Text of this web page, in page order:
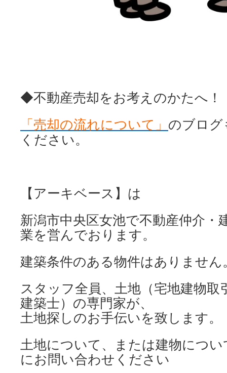
◆不動産売却をお考えのかたへ！
「売却の流れについて」 のブログ
ください。
【アーキベース】は
新潟市中央区女池で不動産仲介・
業を営んでおります。
建築条件のある物件はありません
スタッフ全員、土地（宅地建物取
建築士）の専門家が、
土地探しのお手伝いを致します。
土地について、または建物につ
にお問い合わせください